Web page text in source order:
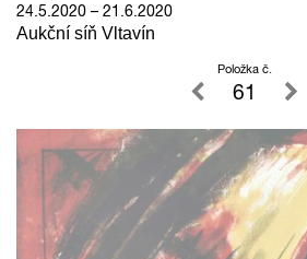
24.5.2020 – 21.6.2020
Aukční síň Vltavín
Položka č.
61